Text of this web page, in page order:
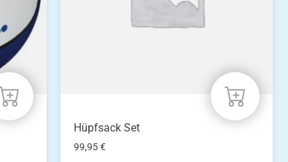
Hüpfsack Set
99,95€